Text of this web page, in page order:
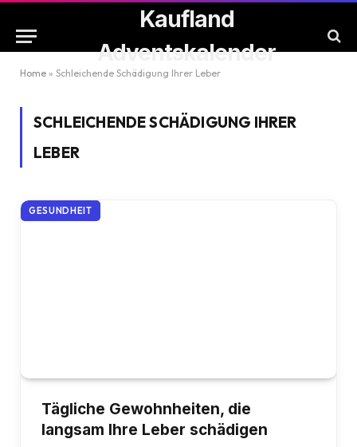
Kaufland
Adventskalender
Home » Schleichende Schädigung Ihrer Leber
SCHLEICHENDE SCHÄDIGUNG IHRER
LEBER
GESUNDHEIT
Tägliche Gewohnheiten, die
langsam Ihre Leber schädigen